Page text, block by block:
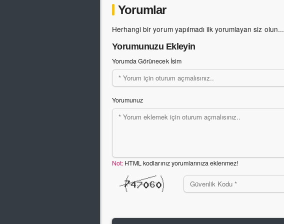
Yorumlar
Herhangi bir yorum yapılmadı ilk yorumlayan siz olun...
Yorumunuzu Ekleyin
Yorumda Görünecek İsim
Yorumunuz
Not: HTML kodlarınız yorumlarınıza eklenmez!